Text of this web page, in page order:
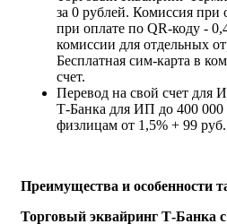
за 0 рублей. Комиссия при
при оплате по QR-коду -
комиссии для отдельных
Бесплатная сим-карта в
счет.
Перевод на свой счет для
Т‑Банка для ИП до 400
физлицам от 1,5% + 99 руб.
Преимущества и особенности
Торговый эквайринг Т-Банка